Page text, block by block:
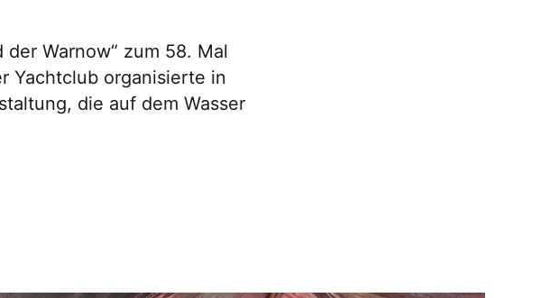
der Warnow“ zum 58. Mal
Yachtclub organisierte in
die auf dem Wasser